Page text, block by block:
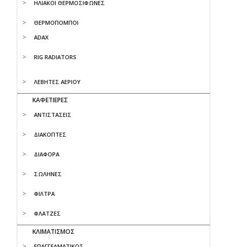
ΗΛΙΑΚΟΙ ΘΕΡΜΟΣΙΦΩΝΕΣ
ΘΕΡΜΟΠΟΜΠΟΙ
ADAX
RIG RADIATORS
ΛΕΒΗΤΕΣ ΑΕΡΙΟΥ
ΚΑΦΕΤΙΕΡΕΣ
ΑΝΤΙΣΤΑΣΕΙΣ
ΔΙΑΚΟΠΤΕΣ
ΔΙΑΦΟΡΑ
ΣΩΛΗΝΕΣ
ΦΙΛΤΡΑ
ΦΛΑΤΖΕΣ
ΚΛΙΜΑΤΙΣΜΟΣ